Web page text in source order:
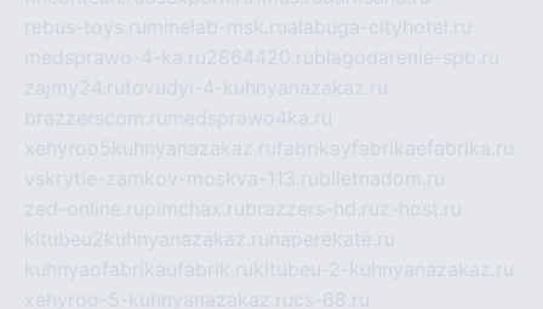
rebus-toys.ru minelab-msk.rualabuga-cityhotel.ru
medsprawo-4-ka.ru2864420.rublagodarenie-spb.ru
zajmy24.rutovudyi-4-kuhnyanazakaz.ru
brazzerscom.ru medsprawo4ka.ru
xehyroo5kuhnyanazakaz.rufabrikayfabrikaefabrika.ru
vskrytie-zamkov-moskva-113.rubiletnadom.ru
zed-online.rupimchax.rubrazzers-hd.ruz-host.ru
kitubeu2kuhnyanazakaz.ru naperekate.ru
kuhnyaofabrikaufabrik.rukitubeu-2-kuhnyanazakaz.ru
xehyroo-5-kuhnyanazakaz.rucs-68.ru